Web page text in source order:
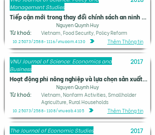
Management Studies
Tiếp cận mới trong thay đổi chính sách an ninh lương thực của Việt Nam
Nguyen Quynh Huy
Từ khoá: Vietnam, Food Security, Policy Reform
10.25073/2588-1116/vnupam.4130 Thêm Thông tin
VNU Journal of Science: Economics and
Business
2017
Hoạt động phi nông nghiệp và lựa chọn sản xuất hộ gia đình trong nông nghiệp nông hộ nhỏ ở Việt Nam
Nguyen Quynh Huy
Từ khoá:
Vietnam, Nonfarm Activities, Smallholder
Agriculture, Rural Households
10.25073/2588-1108/vnueab.4105 Thêm Thông tin
The Journal of Economic Studies
2017